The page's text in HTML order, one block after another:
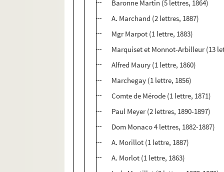
Baronne Martin (5 lettres, 1864)
A. Marchand (2 lettres, 1887)
Mgr Marpot (1 lettre, 1883)
Marquiset et Monnot-Arbilleur (13
Alfred Maury (1 lettre, 1860)
Marchegay (1 lettre, 1856)
Comte de Mérode (1 lettre, 1871)
Paul Meyer (2 lettres, 1890-1897)
Dom Monaco 4 lettres, 1882-1887)
A. Morillot (1 lettre, 1887)
A. Morlot (1 lettre, 1863)